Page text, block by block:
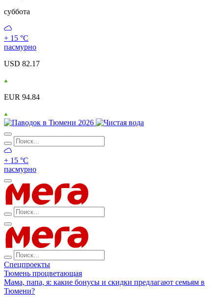
суббота
+ 15 °С
пасмурно
USD 82.17
EUR 94.84
+ 15 °С
пасмурно
Спецпроекты
Тюмень процветающая
Мама, папа, я: какие бонусы и скидки предлагают семьям в
Тюмени?